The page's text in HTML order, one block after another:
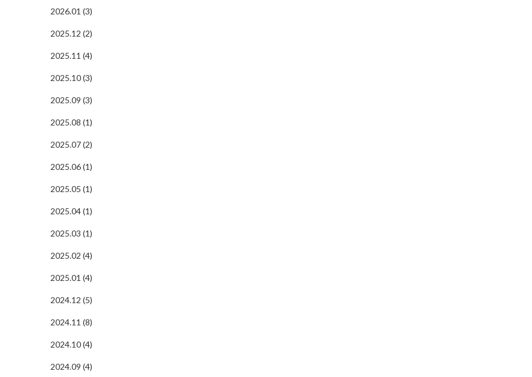
2026.01 (3)
2025.12 (2)
2025.11 (4)
2025.10 (3)
2025.09 (3)
2025.08 (1)
2025.07 (2)
2025.06 (1)
2025.05 (1)
2025.04 (1)
2025.03 (1)
2025.02 (4)
2025.01 (4)
2024.12 (5)
2024.11 (8)
2024.10 (4)
2024.09 (4)